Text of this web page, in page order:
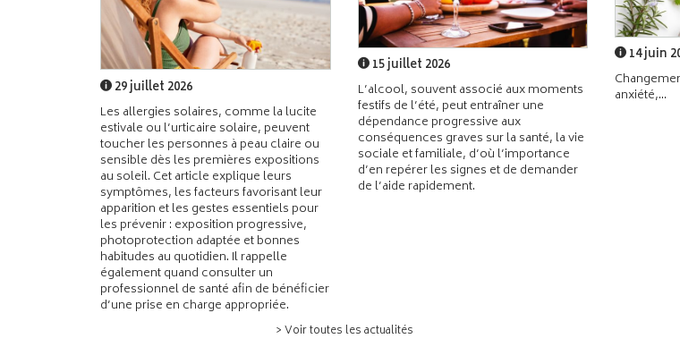
29 juillet 2026
Les allergies solaires, comme la lucite
estivale ou l’urticaire solaire, peuvent
toucher les personnes à peau claire ou
sensible dès les premières expositions
au soleil. Cet article explique leurs
symptômes, les facteurs favorisant leur
apparition et les gestes essentiels pour
les prévenir : exposition progressive,
photoprotection adaptée et bonnes
habitudes au quotidien. Il rappelle
également quand consulter un
professionnel de santé afin de bénéficier
d’une prise en charge appropriée.
15 juillet 2026
L’alcool, souvent associé aux moments
festifs de l’été, peut entraîner une
dépendance progressive aux
conséquences graves sur la santé, la vie
sociale et familiale, d’où l’importance
d’en repérer les signes et de demander
de l’aide rapidement.
> Voir toutes les actualités
14 juin
anxiété,...